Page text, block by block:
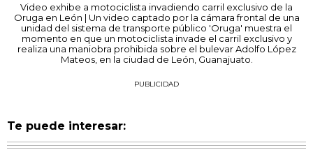
Video exhibe a motociclista invadiendo carril exclusivo de la
Oruga en León | Un video captado por la cámara frontal de una
unidad del sistema de transporte público 'Oruga' muestra el
momento en que un motociclista invade el carril exclusivo y
realiza una maniobra prohibida sobre el bulevar Adolfo López
Mateos, en la ciudad de León, Guanajuato.
PUBLICIDAD
Te puede interesar: